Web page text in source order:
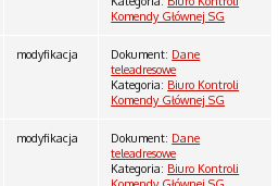
Komendy Głównej SG
modyfikacja Dokument: Dane
teleadresowe
Kategoria: Biuro Kontroli
Komendy Głównej SG
modyfikacja Dokument: Dane
teleadresowe
Kategoria: Biuro Kontroli